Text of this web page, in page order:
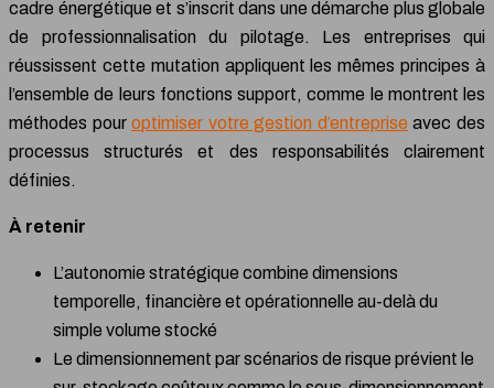
cadre énergétique et s’inscrit dans une démarche plus globale
de professionnalisation du pilotage. Les entreprises qui
réussissent cette mutation appliquent les mêmes principes à
l’ensemble de leurs fonctions support, comme le montrent les
méthodes pouroptimiser votre gestion d’entreprise avec des
processus structurés et des responsabilités clairement
définies.
À retenir
L’autonomie stratégique combine dimensions
temporelle, financière et opérationnelle au-delà du
simple volume stocké
Le dimensionnement par scénarios de risque prévient le